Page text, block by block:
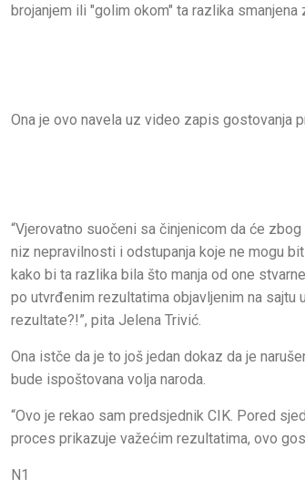
brojanjem ili "golim okom" ta razlika smanjena
Ona je ovo navela uz video zapis gostovanja
“Vjerovatno suočeni sa činjenicom da će
niz nepravilnosti i odstupanja koje ne mogu
kako bi ta razlika bila što manja od one
po utvrđenim rezultatima objavljenim na
rezultate?!”, pita Jelena Trivić.
Ona istče da je to još jedan dokaz da je
bude ispoštovana volja naroda.
“Ovo je rekao sam predsjednik CIK. Pored
proces prikazuje važećim rezultatima, ovo
N1